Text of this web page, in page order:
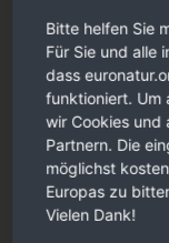
Bitte helfen Sie
Für Sie und alle
dass
funktioniert. Um
wir Cookies und
Partnern. Die
möglichst
Europas zu
Vielen Dank!